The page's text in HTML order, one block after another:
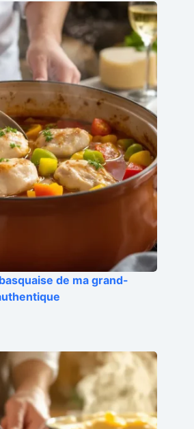
de ma grand-